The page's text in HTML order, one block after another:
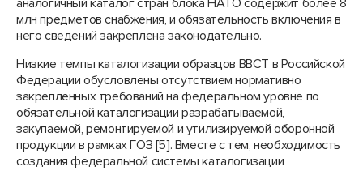
аналогичный каталог стран блока НАТО содержит более 8
млн предметов снабжения, и обязательность включения в
него сведений закреплена законодательно.
Низкие темпы каталогизации образцов ВВСТ в Российской
Федерации обусловлены отсутствием нормативно
закрепленных требований на федеральном уровне по
обязательной каталогизации разрабатываемой,
закупаемой, ремонтируемой и утилизируемой оборонной
продукции в рамках ГОЗ [5]. Вместе с тем, необходимость
создания федеральной системы каталогизации